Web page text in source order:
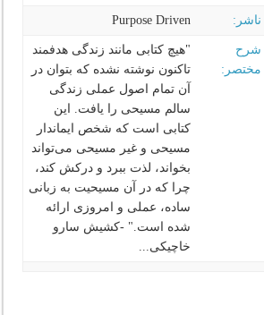
ناشر: Purpose Driven
شرح
مختصر:
"هیچ کتابی مانند زندگی هدفمند
تاکنون نوشته نشده که بتوان در
آن تمام اصول عملی زندگی
سالم مسیحی را یافت. این
کتابی است که شخص ایماندار
مسیحی و غیر مسیحی می‌تواند
بخواند، لذت ببرد و درکش کند،
چرا که در آن مسیحیت به زبانی
ساده، عملی و امروزی ارائه
شده است." -کشیش سارو
خاچیکی...